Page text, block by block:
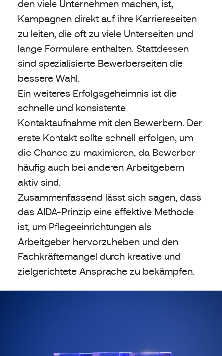
den viele Unternehmen machen, ist,
Kampagnen direkt auf ihre Karriereseiten
zu leiten, die oft zu viele Unterseiten und
lange Formulare enthalten. Stattdessen
sind spezialisierte Bewerberseiten die
bessere Wahl.
Ein weiteres Erfolgsgeheimnis ist die
schnelle und konsistente
Kontaktaufnahme mit den Bewerbern. Der
erste Kontakt sollte schnell erfolgen, um
die Chance zu maximieren, da Bewerber
häufig auch bei anderen Arbeitgebern
aktiv sind.
Zusammenfassend lässt sich sagen, dass
das AIDA-Prinzip eine effektive Methode
ist, um Pflegeeinrichtungen als
Arbeitgeber hervorzuheben und den
Fachkräftemangel durch kreative und
zielgerichtete Ansprache zu bekämpfen.